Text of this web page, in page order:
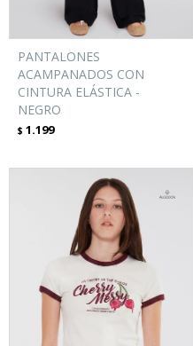
PANTALONES
ACAMPANADOS CON
CINTURA ELÁSTICA -
NEGRO
$ 1.199